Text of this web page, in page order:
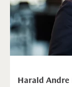
Harald Andre